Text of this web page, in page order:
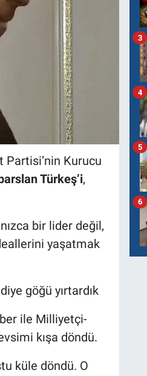
Kurucu
Türkeş’i,
bir lider değil,
yaşatmak
göğü yırtardık
ile Milliyetçi-
kışa döndü.
küle döndü. O
3
4
5
6